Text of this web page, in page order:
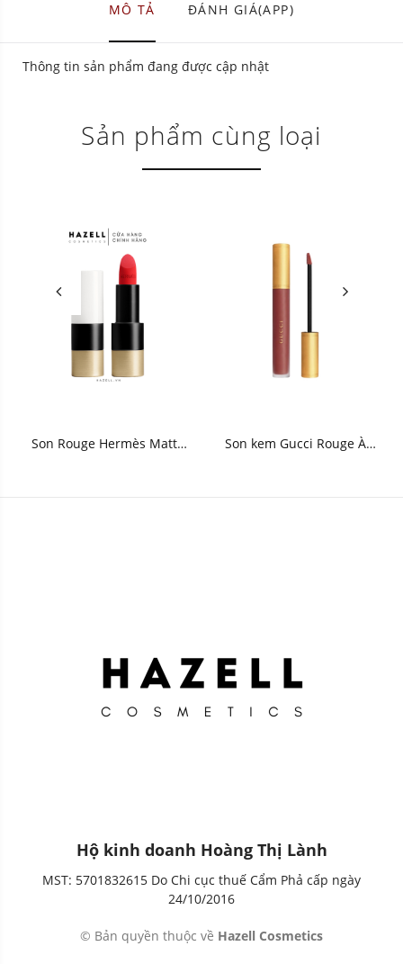
MÔ TẢ ĐÁNH GIÁ(APP)
Thông tin sản phẩm đang được cập nhật
Sản phẩm cùng loại
Son Rouge Hermès Matte
Son kem Gucci Rouge À
Hộ kinh doanh Hoàng Thị Lành
MST: 5701832615 Do Chi cục thuế Cẩm Phả cấp ngày
24/10/2016
© Bản quyền thuộc về Hazell Cosmetics